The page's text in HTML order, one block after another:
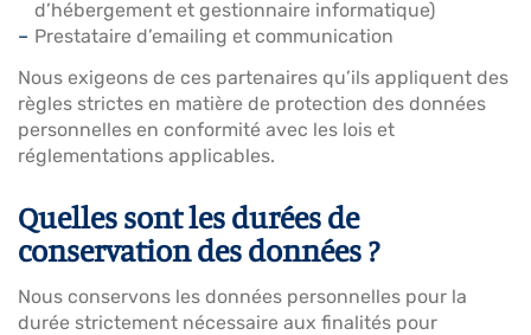
d’hébergement et gestionnaire informatique)
Prestataire d’emailing et communication
Nous exigeons de ces partenaires qu’ils appliquent des
règles strictes en matière de protection des données
personnelles en conformité avec les lois et
réglementations applicables.
Quelles sont les durées de
conservation des données ?
Nous conservons les données personnelles pour la
durée strictement nécessaire aux finalités pour